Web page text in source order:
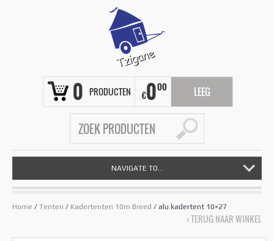
0 PRODUCTEN €000 LEEG
NAVIGATE TO...
Home / Tenten / Kadertenten 10m Breed / alu kadertent 10×27
‹ TERUG NAAR WINKEL